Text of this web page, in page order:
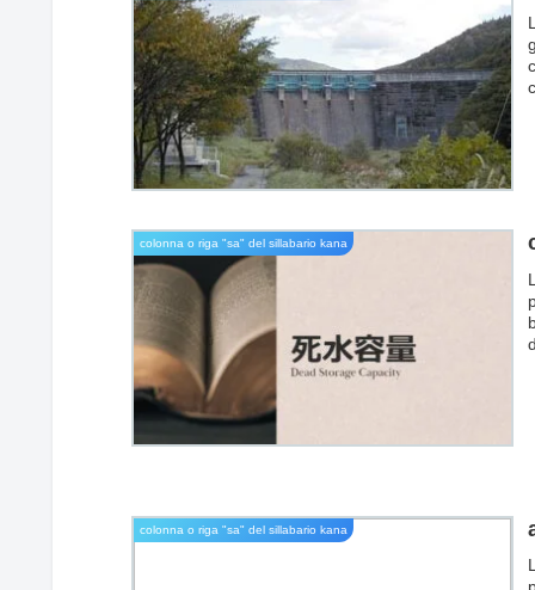
colonna o riga "sa" del sillabario kana
colonna o riga "sa" del sillabario kana